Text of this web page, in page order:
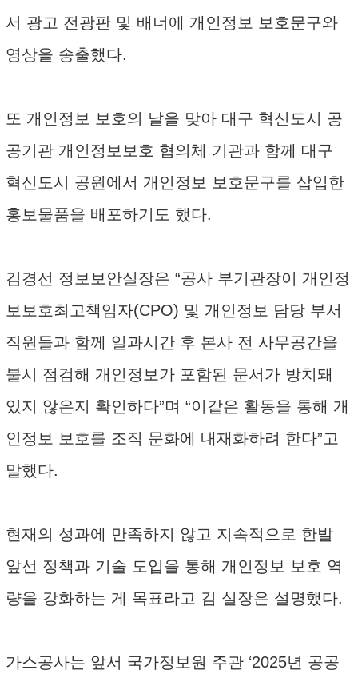
서 광고 전광판 및 배너에 개인정보 보호문구와
영상을 송출했다.
또 개인정보 보호의 날을 맞아 대구 혁신도시 공
공기관 개인정보보호 협의체 기관과 함께 대구
혁신도시 공원에서 개인정보 보호문구를 삽입한
홍보물품을 배포하기도 했다.
김경선 정보보안실장은 “공사 부기관장이 개인정
보보호최고책임자(CPO) 및 개인정보 담당 부서
직원들과 함께 일과시간 후 본사 전 사무공간을
불시 점검해 개인정보가 포함된 문서가 방치돼
있지 않은지 확인하다”며 “이같은 활동을 통해 개
인정보 보호를 조직 문화에 내재화하려 한다”고
말했다.
현재의 성과에 만족하지 않고 지속적으로 한발
앞선 정책과 기술 도입을 통해 개인정보 보호 역
량을 강화하는 게 목표라고 김 실장은 설명했다.
가스공사는 앞서 국가정보원 주관 ‘2025년 공공